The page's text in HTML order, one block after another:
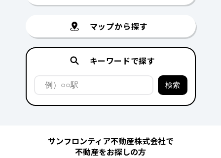
マップから探す
キーワードで探す
サンフロンティア不動産株式会社で
不動産をお探しの方